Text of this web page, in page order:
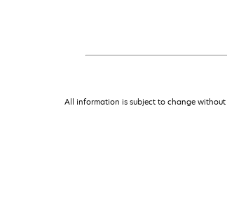
All information is subject to change